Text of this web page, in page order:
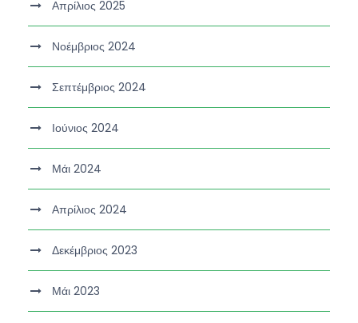
Απρίλιος 2025
Νοέμβριος 2024
Σεπτέμβριος 2024
Ιούνιος 2024
Μάι 2024
Απρίλιος 2024
Δεκέμβριος 2023
Μάι 2023